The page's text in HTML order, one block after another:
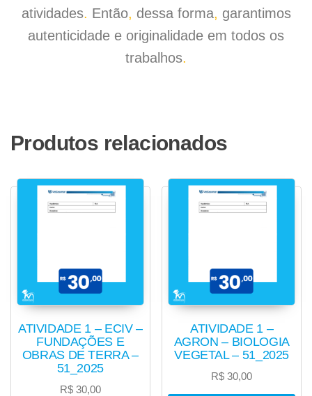
atividades. Então, dessa forma, garantimos
autenticidade e originalidade em todos os
trabalhos.
Produtos relacionados
ATIVIDADE 1 – ECIV –
FUNDAÇÕES E
OBRAS DE TERRA –
51_2025
R$30,00
ATIVIDADE 1 –
AGRON – BIOLOGIA
VEGETAL – 51_2025
R$ 30,00